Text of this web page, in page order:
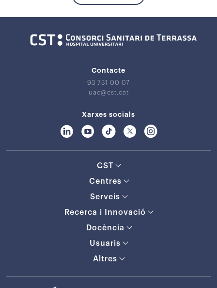
Contacte
93 731 00 07
uac@cst.cat
Xarxes socials
CST
Centres
Serveis
Recerca i Innovació
Docència
Usuaris
Altres